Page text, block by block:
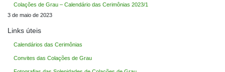
Colações de Grau – Calendário das Cerimônias 2023/1
3 de maio de 2023
Links úteis
Calendários das Cerimônias
Convites das Colações de Grau